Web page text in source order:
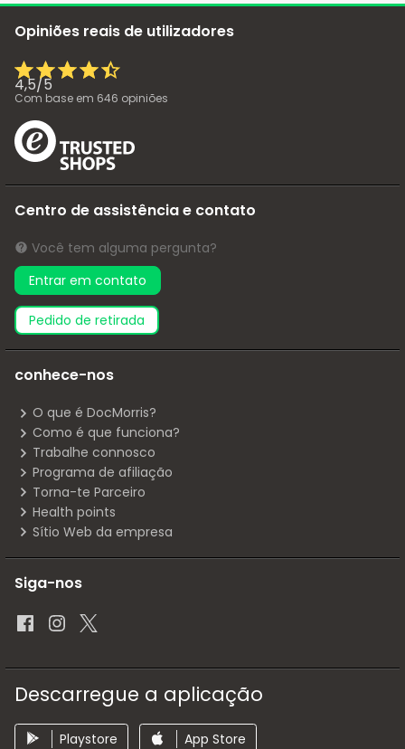
Opiniões reais de utilizadores
4,5/5
Com base em 646 opiniões
Centro de assistência e contato
Você tem alguma pergunta?
Entrar em contato
pedido de retirada
conhece-nos
O que é DocMorris?
Como é que funciona?
Trabalhe connosco
Programa de afiliação
Torna-te Parceiro
Health points
Sítio Web da empresa
Siga-nos
Descarregue a aplicação
Playstore App Store